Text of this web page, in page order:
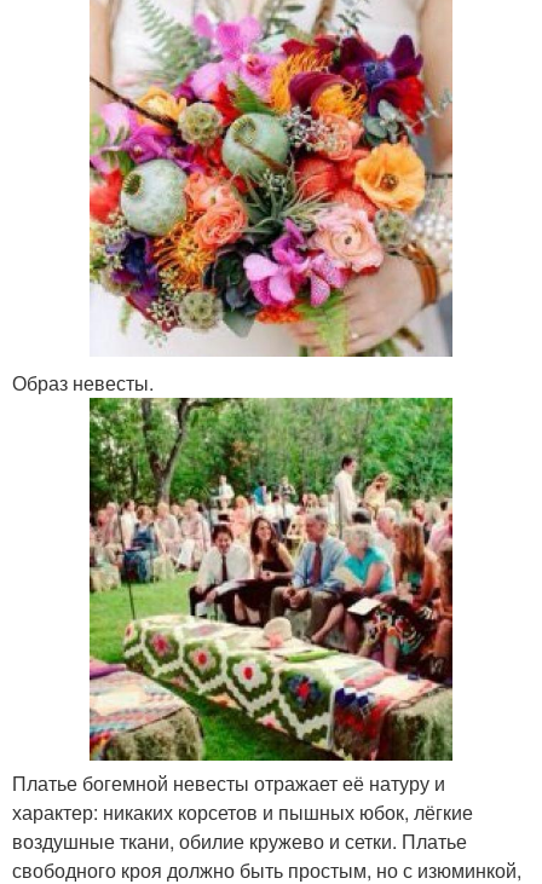
Образ невесты.
Платье богемной невесты отражает её натуру и
характер: никаких корсетов и пышных юбок, лёгкие
воздушные ткани, обилие кружево и сетки. Платье
свободного кроя должно быть простым, но с изюминкой,